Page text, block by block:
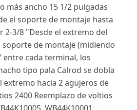
más ancho 15 1/2 pulgadas
el soporte de montaje hasta
2-3/8 "Desde el extremo del
de montaje (midiendo
entre cada terminal, los
tipo pala Calrod se dobla
extremo hacia 2 agujeros de
2400 Reemplazo de voltios